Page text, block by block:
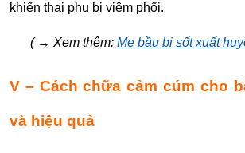
khiến thai phụ bị viêm phổi.
( → Xem thêm: Mẹ bầu bị sốt xuất
V – Cách chữa cảm cúm cho
và hiệu quả